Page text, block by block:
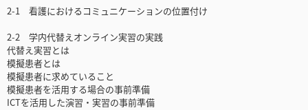
2-1 看護におけるコミュニケーションの位置付け
2-2 学内代替えオンライン実習の実践
代替え実習とは
模擬患者とは
模擬患者に求めていること
模擬患者を活用する場合の事前準備
ICTを活用した演習・実習の事前準備